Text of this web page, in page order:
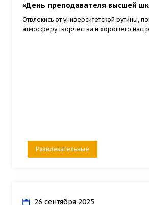
«День преподавателя высшей
Отвлекись от университетской рутины,
атмосферу творчества и хорошего
Развлекательные
26 сентября 2025